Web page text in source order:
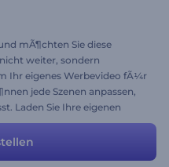
mÃ¶chten Sie diese
weiter, sondern
Ihr eigenes Werbevideo fÃ¼r
jede Szenen anpassen,
Laden Sie Ihre eigenen
Texte ein und
Charakteren und